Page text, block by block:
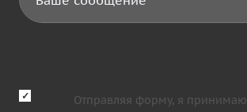
Отправляя форму, я принимаю